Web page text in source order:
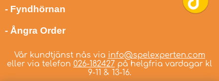
- Fyndhörnan
- Ångra Order
Vår kundtjänst nås via info@spelexperten.com
eller via telefon 026-182427 på helgfria vardagar kl
9-11 & 13-16.